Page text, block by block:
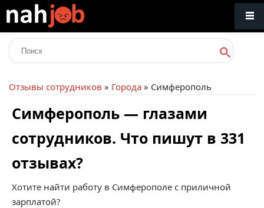
Отзывы сотрудников » Города » Симферополь
Симферополь — глазами
сотрудников. Что пишут в 331
отзывах?
Хотите найти работу в Симферополе с приличной
зарплатой?